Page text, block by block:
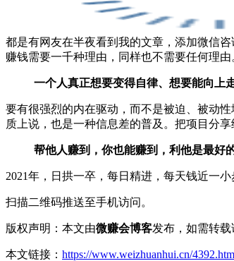
都是有网友在半夜看到我的文章，添加微信
赚钱需要一千种理由，同样也不需要任何理由
一个人真正想要变得自律、想要能向上
要有很强烈的内在驱动，而不是被迫、被动
质上说，也是一种信息差的普及。把项目分
帮他人赚到，你也能赚到，利他是最好
2021年，日拱一卒，每日精进，每天钱近一小
扫描二维码推送至手机访问。
版权声明：本文由微赚会博客发布，如需转载
本文链接： https://www.weizhuanhui.cn/